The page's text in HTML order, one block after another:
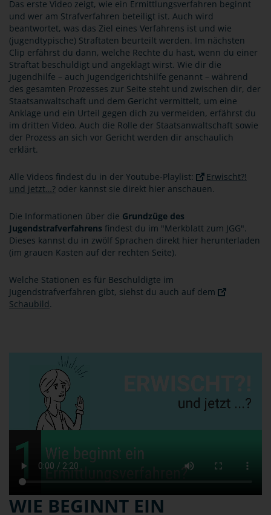
Das erste Video zeigt, wie ein Ermittlungsverfahren beginnt
und wer am Strafverfahren beteiligt ist. Auch wird
beantwortet, was das Ziel eines Verfahrens ist und wie
(jugendtypische) Straftaten beurteilt werden. Im nächsten
Clip erfährst du dann, welche Rechte du hast, wenn du einer
Straftat beschuldigt und angeklagt wirst. Wie dir die
Jugendhilfe – auch Jugendgerichtshilfe genannt – während
des gesamten Prozesses zur Seite steht und zwischen dir, der
Staatsanwaltschaft und dem Gericht vermittelt, um eine
Anklage und ein Urteil gegen dich zu vermeiden, erfährst du
im dritten Video. Auch die Rolle der Staatsanwaltschaft sowie
der Prozess an sich vor Gericht werden dir anschaulich
erklärt.
Alle Videos findest du in der Youtube-Playlist:
Erwischt?!
und jetzt…? oder kannst sie direkt hier anschauen.
Die Informationen über die Grundzüge des
Jugendstrafverfahrens findest du im "Merkblatt zum JGG".
Dieses kannst du in zwölf Sprachen direkt hier herunterladen
(im grauen Kasten auf der rechten Seite).
Welche Stationen es für Beschuldigte im
Jugendstrafverfahren gibt, siehst du auch auf dem
Schaubild.
WIE BEGINNT EIN